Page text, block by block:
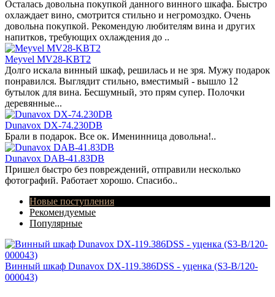
Осталась довольна покупкой данного винного шкафа. Быстро
охлаждает вино, смотрится стильно и негромоздко. Очень
довольна покупкой. Рекомендую любителям вина и других
напитков, требующих охлаждения до ..
Meyvel MV28-KBT2
Долго искала винный шкаф, решилась и не зря. Мужу подарок
понравился. Выглядит стильно, вместимый - вышло 12
бутылок для вина. Бесшумный, это прям супер. Полочки
деревянные...
Dunavox DX-74.230DB
Брали в подарок. Все ок. Именинница довольна!..
Dunavox DAB-41.83DB
Пришел быстро без повреждений, отправили несколько
фотографий. Работает хорошо. Спасибо..
Новые поступления
Рекомендуемые
Популярные
Винный шкаф Dunavox DX-119.386DSS - уценка (S3-B/120-
000043)